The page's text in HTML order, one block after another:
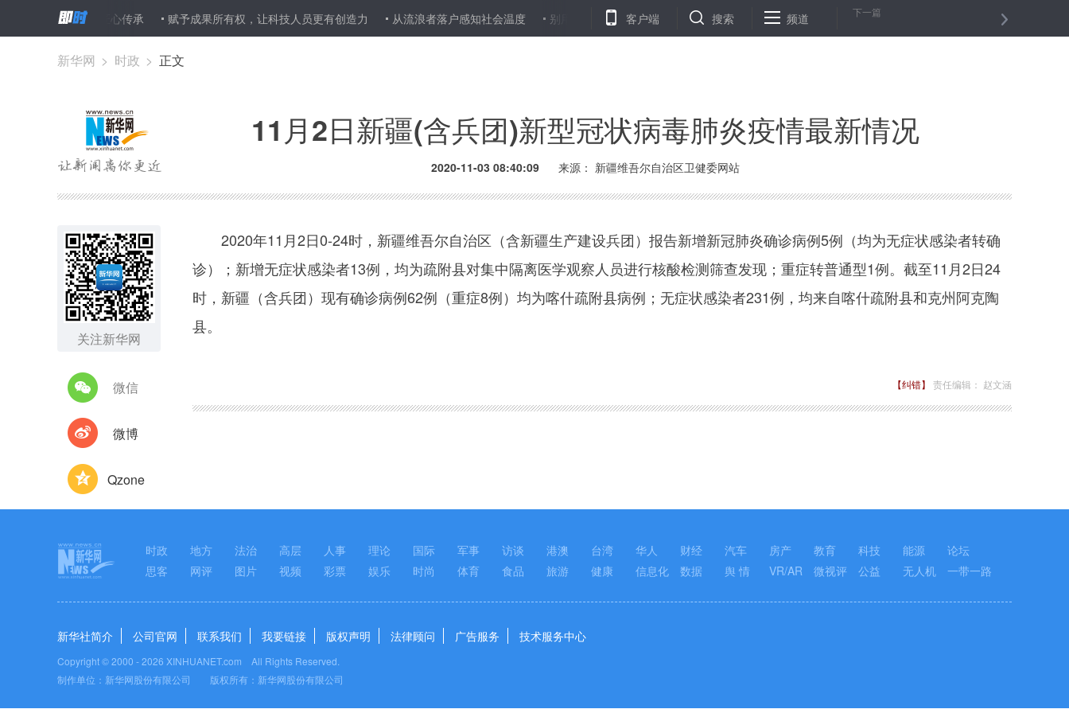
刻刀善舞 匠心传承 赋予成果所有权，让科技人员更有创造力 从流浪者落户感知社会温度 别用自由为懒惰找借口 “双11”快递何以惊呆“尾款人”？ 让老人乐享数字生活，需多方发力
客户端 搜索 频道 下一篇
新华网 > 时政 > 正文
11月2日新疆(含兵团)新型冠状病毒肺炎疫情最新情况
2020-11-03 08:40:09 来源： 新疆维吾尔自治区卫健委网站
关注新华网
微信
微博
Qzone
2020年11月2日0-24时，新疆维吾尔自治区（含新疆生产建设兵团）报告新增新冠肺炎确诊病例5例（均为无症状感染者转确
诊）；新增无症状感染者13例，均为疏附县对集中隔离医学观察人员进行核酸检测筛查发现；重症转普通型1例。截至11月2日24
时，新疆（含兵团）现有确诊病例62例（重症8例）均为喀什疏附县病例；无症状感染者231例，均来自喀什疏附县和克州阿克陶
县。
【纠错】 责任编辑： 赵文涵
时政 地方 法治 高层 人事 理论 国际 军事 访谈 港澳 台湾 华人 财经 汽车 房产 教育 科技 能源
论坛
思客
网评 图片 视频 彩票 娱乐 时尚 体育 食品 旅游 健康 信息化 数据 舆 情 VR/AR 微视评 公益 无人机 一带一路
新华社简介 公司官网 联系我们 我要链接 版权声明 法律顾问 广告服务 技术服务中心
Copyright © 2000 -2026 XINHUANET.com All Rights Reserved.
制作单位：新华网股份有限公司 版权所有：新华网股份有限公司